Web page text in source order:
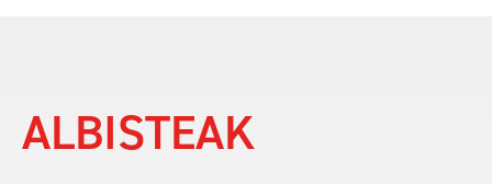
ALBISTEAK